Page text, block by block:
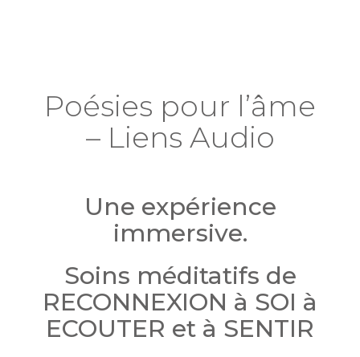
Poésies pour l’âme
– Liens Audio
Une expérience
immersive.
Soins méditatifs de
RECONNEXION à SOI à
ECOUTER et à SENTIR